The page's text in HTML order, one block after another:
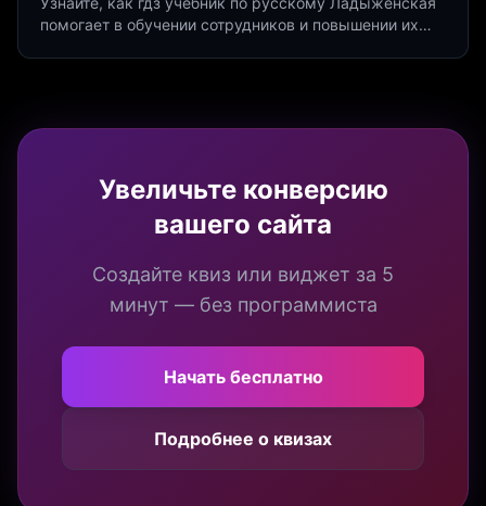
помогает в обучении сотрудников и повышении их
Увеличьте конверсию
вашего сайта
Создайте квиз или виджет за 5
минут — без программиста
Начать бесплатно
Подробнее о квизах